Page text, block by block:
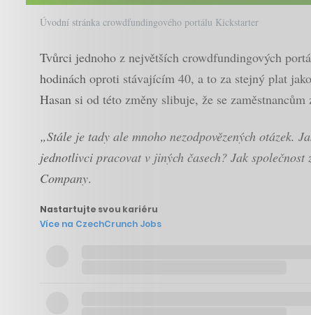
Úvodní stránka crowdfundingového portálu Kickstarter
Tvůrci jednoho z největších crowdfundingových
hodinách oproti stávajícím 40, a to za stejný plat
Hasan si od této změny slibuje, že se
„Stále je tady ale mnoho nezodpovězených otázek.
jednotlivci pracovat v jiných časech? Jak
Company.
Nastartujte svou kariéru
Více na CzechCrunch Jobs